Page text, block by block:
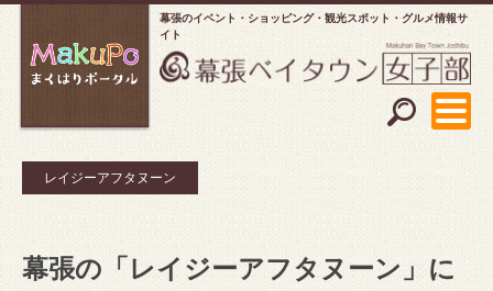
幕張のイベント・ショッピング
観光スポット・グルメ情報サ
イト
レイジーアフタヌーン
幕張の「レイジーアフタヌーン」に